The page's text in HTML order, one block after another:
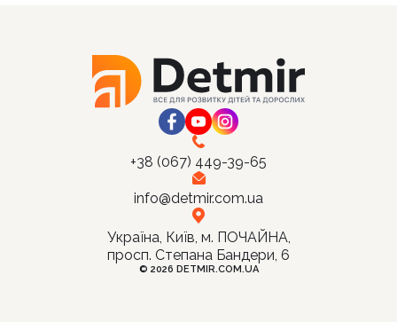
+38 (067) 449-39-65
info@detmir.com.ua
Україна, Київ, м. ПОЧАЙНА,
просп. Степана Бандери, 6
© 2026 DETMIR.COM.UA